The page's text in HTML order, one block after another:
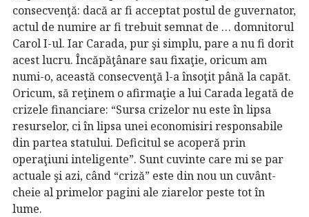
consecvenţă: dacă ar fi acceptat postul de guvernator,
actul de numire ar fi trebuit semnat de … domnitorul
Carol I-ul. Iar Carada, pur şi simplu, pare a nu fi dorit
acest lucru. Încăpăţânare sau fixaţie, oricum am
numi-o, această consecvenţă l-a însoţit până la capăt.
Oricum, să reţinem o afirmaţie a lui Carada legată de
crizele financiare: “Sursa crizelor nu este în lipsa
resurselor, ci în lipsa unei economisiri responsabile
din partea statului. Deficitul se acoperă prin
operaţiuni inteligente”. Sunt cuvinte care mi se par
actuale şi azi, când “criză” este din nou un cuvânt-
cheie al primelor pagini ale ziarelor peste tot în
lume.